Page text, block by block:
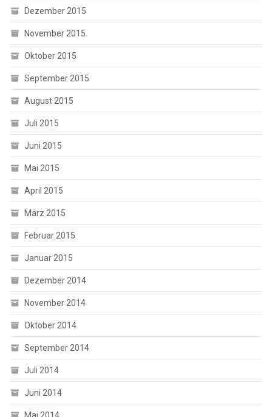
Dezember 2015
November 2015
Oktober 2015
September 2015
August 2015
Juli 2015
Juni 2015
Mai 2015
April 2015
März 2015
Februar 2015
Januar 2015
Dezember 2014
November 2014
Oktober 2014
September 2014
Juli 2014
Juni 2014
Mai 2014